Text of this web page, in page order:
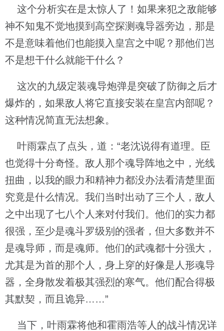
这个分析实在是太惊人了！如果来犯之敌能够
神不知鬼不觉地摸到高空探测魂导器旁边，那是
不是意味着他们也能摸入皇宫之中呢？那他们岂
不是想干什么就能干什么？
这次的九级定装魂导炮弹是突破了防御之后才
爆炸的，如果敌人将它直接安装在皇宫内部呢？
这种情况简直无法想象。
叶雨霖点了点头，道：“老沈说得有道理。臣
也觉得十分奇怪。敌人那个魂导阵地之中，光线
扭曲，以我的眼力和精神力都没办法看清楚里面
究竟是什么情况。我们当时出动了三个人，敌人
之中出现了七八个人来对付我们。他们的实力都
很强，至少是魂斗罗级别的强者，但大多数并不
是魂导师，而是魂师。他们的武魂都十分强大，
尤其是为首的那个人，身上穿的好像是人形魂导
器，全身散发着极其强烈的寒气。他们配合得极
其默契，而且诡异……”
当下，叶雨霖将他和霍雨浩等人的战斗情况详